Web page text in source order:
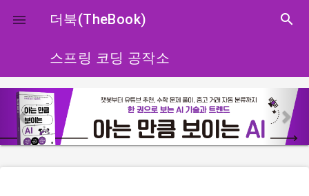
close
 더북(TheBook) search
스프링 코딩 공작소
p
r
e
e
x